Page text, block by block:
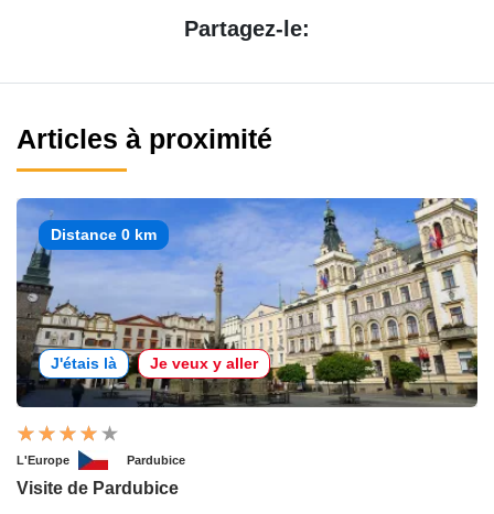
Partagez-le:
Articles à proximité
Distance 0 km
J'étais là Je veux y aller
L'Europe Pardubice
Visite de Pardubice